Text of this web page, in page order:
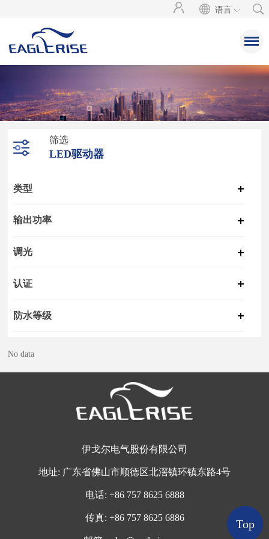
语言
筛选
LED驱动器
类型
输出功率
调光
认证
防水等级
No data
伊戈尔电气股份有限公司
地址: 广东省佛山市顺德区北滘镇环镇东路4号
电话: +86 757 8625 6888
传真: +86 757 8625 6886 Top